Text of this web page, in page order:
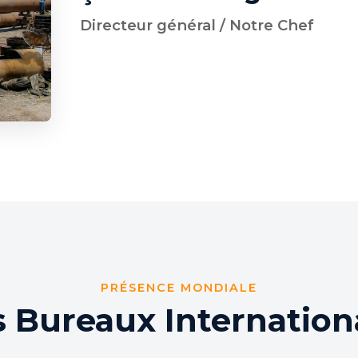
Directeur général / Notre Chef
PRÉSENCE MONDIALE
Bureaux